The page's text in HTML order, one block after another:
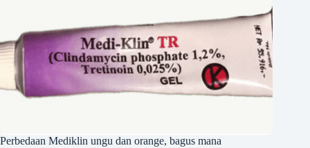
Perbedaan Mediklin ungu dan orange, bagus mana